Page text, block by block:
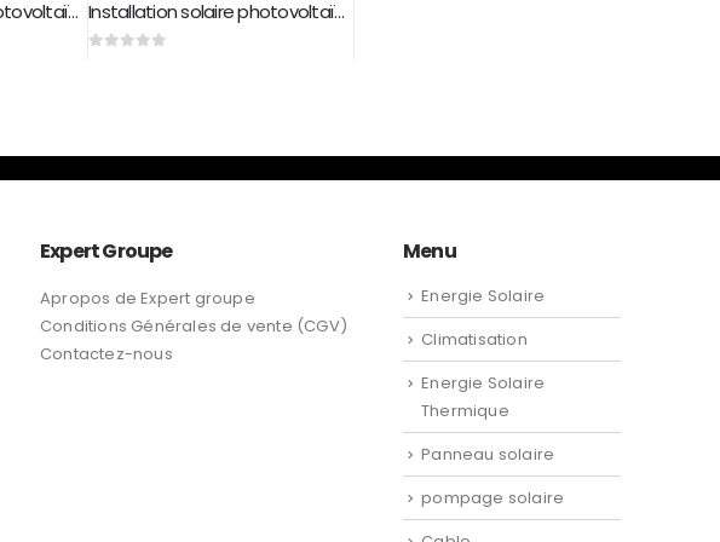
Installation solaire photovoltaïque 25 kw Installation solaire photovoltaïque 6 kw
Expert Groupe
Apropos de Expert groupe
Conditions Générales de vente (CGV)
Contactez-nous
Menu
Energie Solaire
Climatisation
Energie Solaire
Thermique
Panneau solaire
pompage solaire